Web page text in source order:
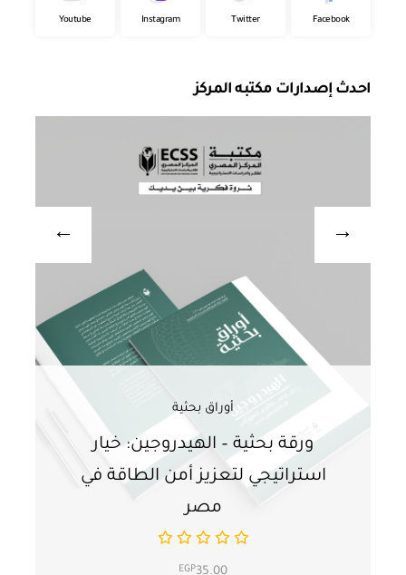
Facebook
Twitter
Instagram
Youtube
احدث إصدارات مكتبه المركز
أوراق بحثية
ورقة بحثية – الهيدروجين: خيار
استراتيجي لتعزيز أمن الطاقة في
مصر
EGP35.00